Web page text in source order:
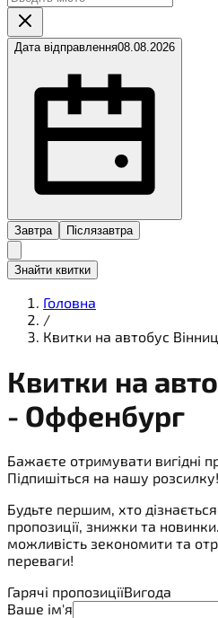
Дата відправлення08.08.2026
Завтра Післязавтра
Знайти квитки
Головна
/
Квитки на автобус
Квитки на
- Оффенбург
Бажаєте отримувати вигідні
Підпишіться на нашу розсилку!
Будьте першим, хто дізнається
пропозиції, знижки та
можливість зекономити та
переваги!
Гарячі пропозиціїВигода
Ваше ім'я